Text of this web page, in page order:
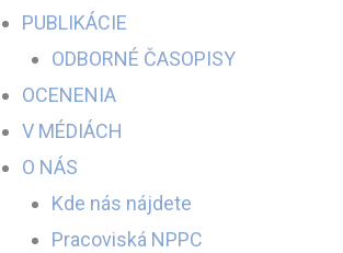
PUBLIKÁCIE
ODBORNÉ ČASOPISY
OCENENIA
V MÉDIÁCH
O NÁS
Kde nás nájdete
Pracoviská NPPC